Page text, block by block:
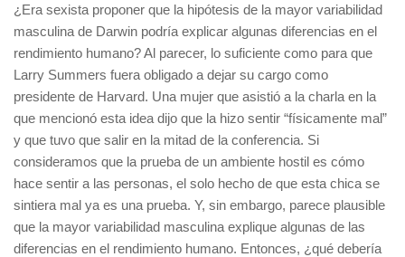
¿Era sexista proponer que la hipótesis de la mayor variabilidad
masculina de Darwin podría explicar algunas diferencias en el
rendimiento humano? Al parecer, lo suficiente como para que
Larry Summers fuera obligado a dejar su cargo como
presidente de Harvard. Una mujer que asistió a la charla en la
que mencionó esta idea dijo que la hizo sentir “físicamente mal”
y que tuvo que salir en la mitad de la conferencia. Si
consideramos que la prueba de un ambiente hostil es cómo
hace sentir a las personas, el solo hecho de que esta chica se
sintiera mal ya es una prueba. Y, sin embargo, parece plausible
que la mayor variabilidad masculina explique algunas de las
diferencias en el rendimiento humano. Entonces, ¿qué debería